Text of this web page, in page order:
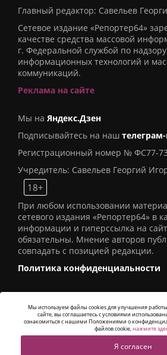
Главный редактор: Савельев
Сетевое издание «Репортер64»
качестве средства массовой
г. Федеральной службой по
информационных технологий и
коммуникаций.
Реклама на сайте
Мы на Яндекс.Дзен
Подписывайтесь на наш
Регистрационный номер № ФС77-
Учредитель: Савельев Георгий
18+
При любом использовании
сетевого издания «Репортер64» в
информации и гиперссылка на
обязательны. Мнение авторов
совпадать с позицией редакции.
Политика конфиденциальности
© 2016СИ «Репортер64». Все
Alatis Studio
Мы используем файлы cookies для улучшения
сайте, вы соглашаетесь с условиями
ознакомиться с нашими Положениями о
файлов cookie,нажмите
Я согласен